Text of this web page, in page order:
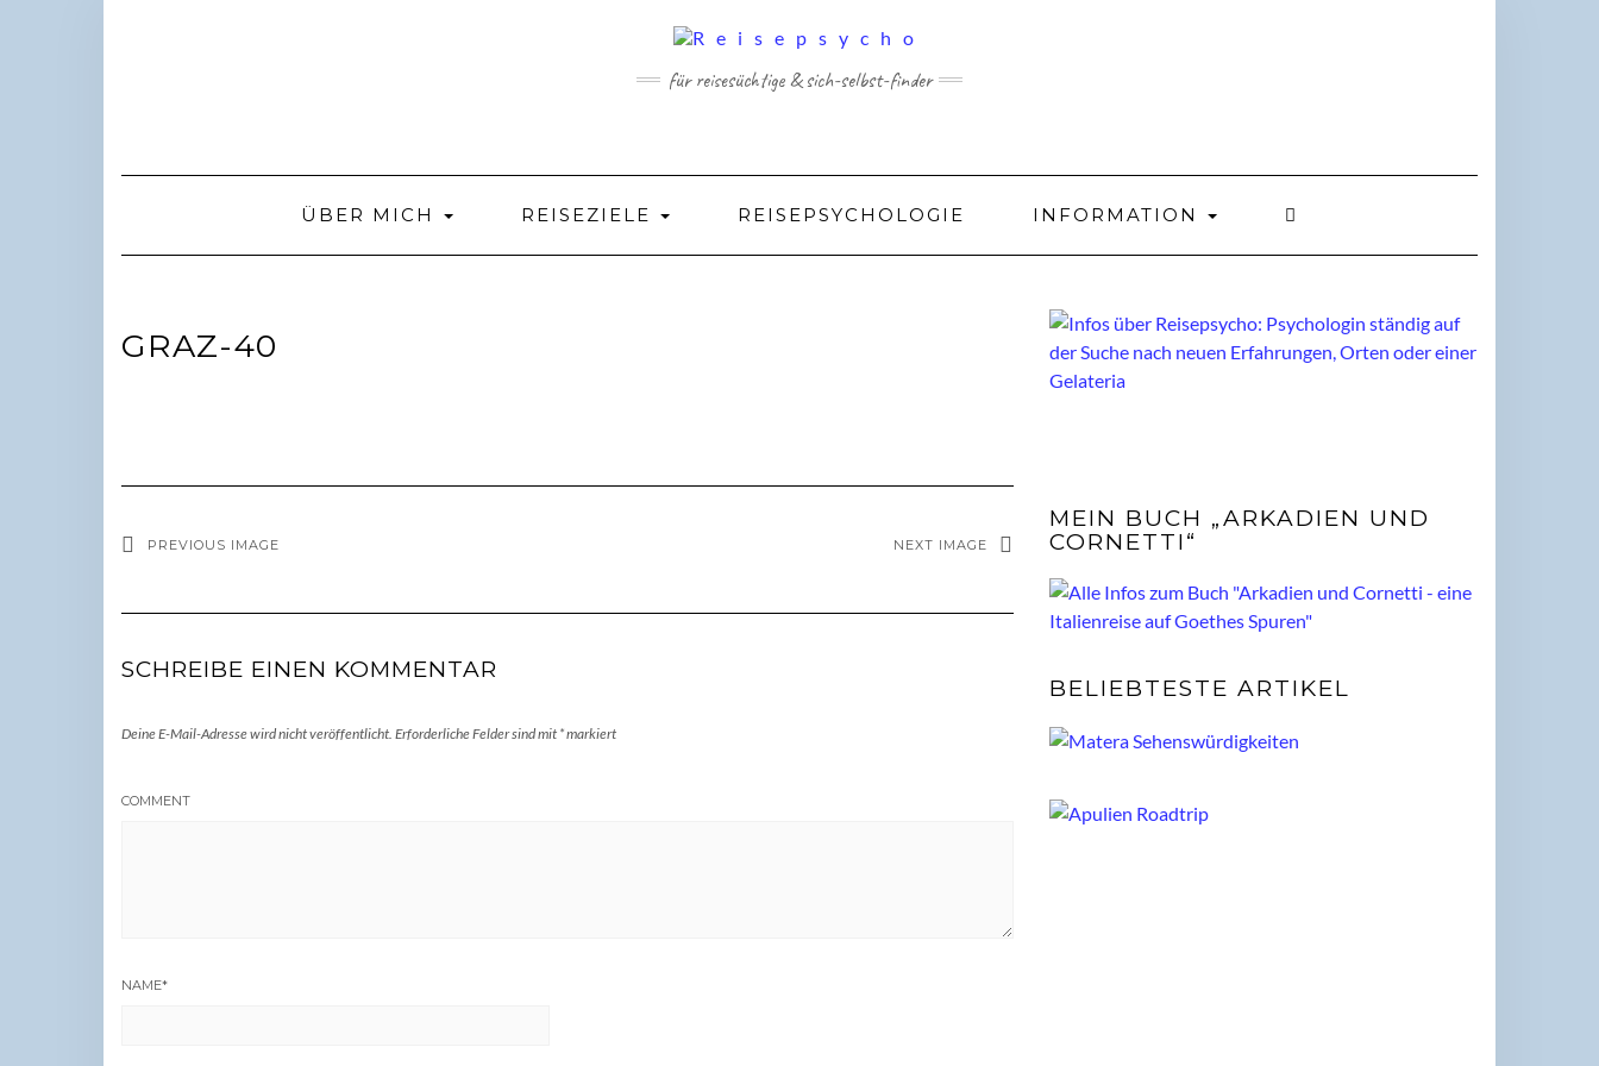
für reisesüchtige & sich-selbst-finder
ÜBER MICH REISEZIELE REISEPSYCHOLOGIE INFORMATION
GRAZ-40
PREVIOUS IMAGE NEXT IMAGE
SCHREIBE EINEN KOMMENTAR
Deine E-Mail-Adresse wird nicht veröffentlicht. Erforderliche Felder sind mit *markiert
COMMENT
NAME*
MEIN BUCH „ARKADIEN UND
CORNETTI“
BELIEBTESTE ARTIKEL